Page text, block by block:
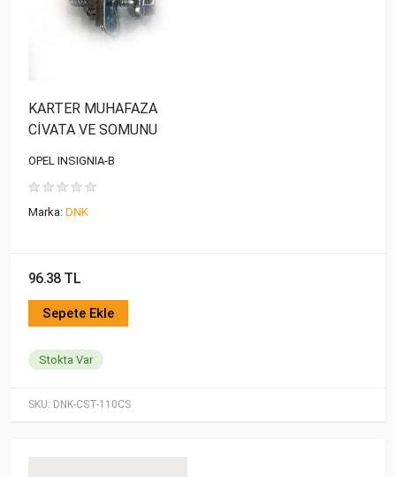
SKU: DNK-CST-110CS
KARTER MUHAFAZA
CİVATA VE SOMUNU
OPEL INSIGNIA-B
Marka: DNK
96.38 TL
Sepete Ekle
Stokta Var